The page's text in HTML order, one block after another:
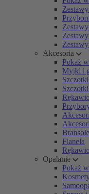
Akcesoria
Pokaż
Myjki i
Szczotki
Flanela
Opalanie
Pokaż